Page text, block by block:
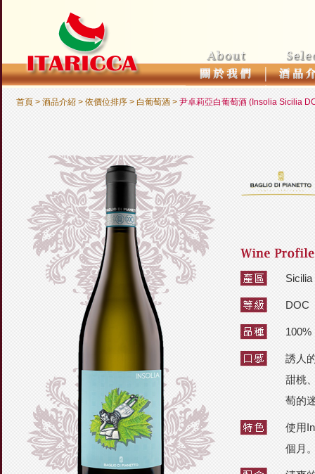
首頁 > 酒品介紹 > 依價位排序 > 白葡萄酒 > 尹卓莉亞白葡萄酒 (Insolia Sicilia
Sicilia
DOC
100%
誘人
甜桃
萄的
使用
個月